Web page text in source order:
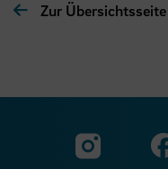
Zur Übersichtsseite